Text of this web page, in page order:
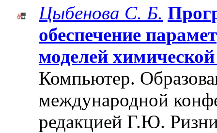
Цыбенова С. Б.
обеспечение
моделей
Компьютер.
международной
редакцией Г.Ю.